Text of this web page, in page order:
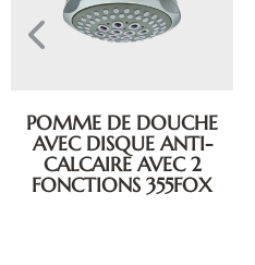
POMME DE DOUCHE
AVEC DISQUE ANTI-
CALCAIRE AVEC 2
FONCTIONS 355FOX